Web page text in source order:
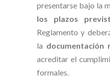
presentarse bajo la
los plazos
Reglamento y
la documentación
acreditar el
formales.